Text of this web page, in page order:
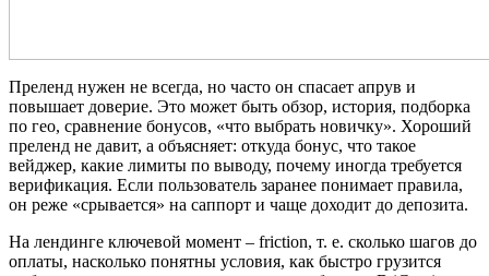
Преленд нужен не всегда, но часто он спасает апрув и
повышает доверие. Это может быть обзор, история, подборка
по гео, сравнение бонусов, «что выбрать новичку». Хороший
преленд не давит, а объясняет: откуда бонус, что такое
вейджер, какие лимиты по выводу, почему иногда требуется
верификация. Если пользователь заранее понимает правила,
он реже «срывается» на саппорт и чаще доходит до депозита.
На лендинге ключевой момент – friction, т. е. сколько шагов до
оплаты, насколько понятны условия, как быстро грузится